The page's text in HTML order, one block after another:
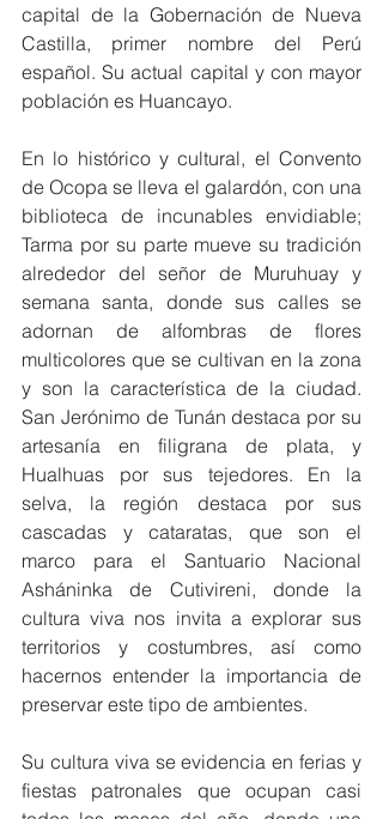
capital de la Gobernación de Nueva
Castilla, primer nombre del Perú
español. Su actual capital y con mayor
población es Huancayo.
En lo histórico y cultural, el Convento
de Ocopa se lleva el galardón, con una
biblioteca de incunables envidiable;
Tarma por su parte mueve su tradición
alrededor del señor de Muruhuay y
semana santa, donde sus calles se
adornan de alfombras de flores
multicolores que se cultivan en la zona
y son la característica de la ciudad.
San Jerónimo de Tunán destaca por su
artesanía en filigrana de plata, y
Hualhuas por sus tejedores. En la
selva, la región destaca por sus
cascadas y cataratas, que son el
marco para el Santuario Nacional
Asháninka de Cutivireni, donde la
cultura viva nos invita a explorar sus
territorios y costumbres, así como
hacernos entender la importancia de
preservar este tipo de ambientes.
Su cultura viva se evidencia en ferias y
fiestas patronales que ocupan casi